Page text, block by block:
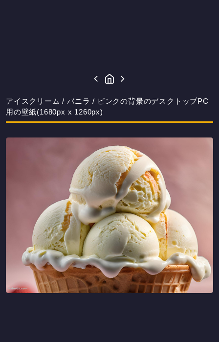
アイスクリーム / バニラ / ピンクの背景のデスクトップPC
用の壁紙(1680px x 1260px)